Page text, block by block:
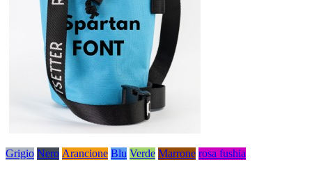
Grigio Nero Arancione Blu Verde Marrone rosa fushia